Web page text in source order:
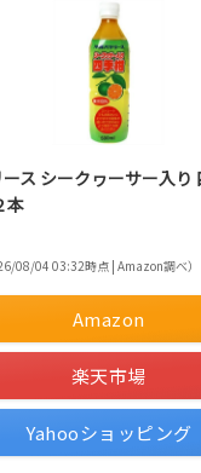
ス シークヮーサー入り
本
08/04 03:32時点 | Amazon調べ）
Amazon
楽天市場
Yahooショッピング